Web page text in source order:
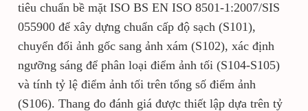
tiêu chuẩn bề mặt ISO BS EN ISO 8501-1:2007/SIS
055900 để xây dựng chuẩn cấp độ sạch (S101),
chuyển đổi ảnh gốc sang ảnh xám (S102), xác định
ngưỡng sáng để phân loại điểm ảnh tối (S104-S105)
và tính tỷ lệ điểm ảnh tối trên tổng số điểm ảnh
(S106). Thang đo đánh giá được thiết lập dựa trên tỷ